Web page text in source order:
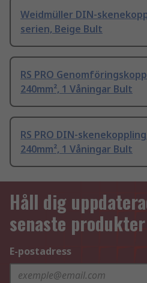
Weidmüller DIN-
serien, Beige Bult
RS PRO
240mm², 1 Våningar Bult
RS PRO DIN-
240mm², 1 Våningar Bult
Håll dig
senaste
E-postadress